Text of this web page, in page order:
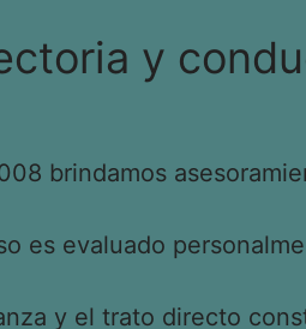
y
brindamos
es evaluado
y el trato directo